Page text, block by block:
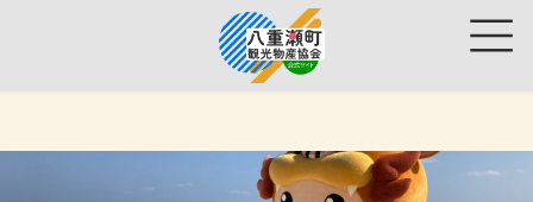
ス
ン